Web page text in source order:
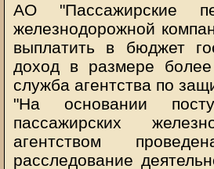
АО "Пассажирские
железнодорожной
выплатить в бюджет
доход в размере
служба агентства по
"На основании
пассажирских
агентством
расследование